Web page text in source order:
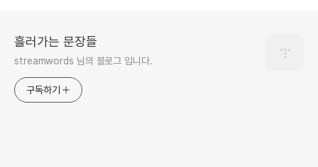
흘러가는 문장들
streamwords 님의 블로그 입니다.
구독하기